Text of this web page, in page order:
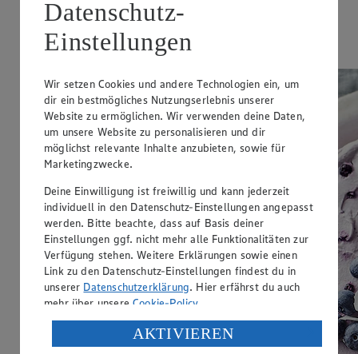
Glutenfrei
Datenschutz-
Einstellungen
Wir setzen Cookies und andere Technologien ein, um
dir ein bestmögliches Nutzungserlebnis unserer
Website zu ermöglichen. Wir verwenden deine Daten,
um unsere Website zu personalisieren und dir
möglichst relevante Inhalte anzubieten, sowie für
Marketingzwecke.
Deine Einwilligung ist freiwillig und kann jederzeit
individuell in den Datenschutz-Einstellungen angepasst
werden. Bitte beachte, dass auf Basis deiner
Einstellungen ggf. nicht mehr alle Funktionalitäten zur
Verfügung stehen. Weitere Erklärungen sowie einen
Link zu den Datenschutz-Einstellungen findest du in
unserer Datenschutzerklärung. Hier erfährst du auch
mehr über unsereCookie-Policy.
Verarbeitung deiner personenbezogenen Daten in den
USA durch Facebook und YouTube:
AKTIVIEREN